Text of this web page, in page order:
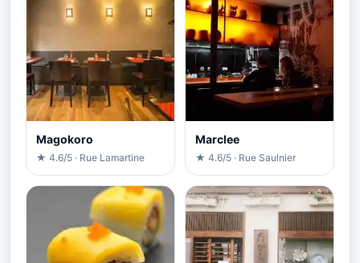
Magokoro
★ 4.6/5 · Rue Lamartine
Marclee
★ 4.6/5 · Rue Saulnier